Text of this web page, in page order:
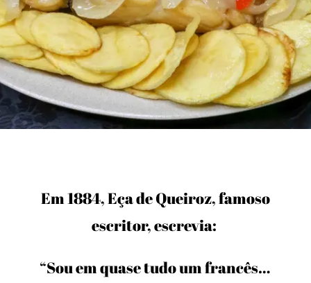
Em 1884, Eça de Queiroz, famoso
escritor, escrevia:
“Sou em quase tudo um francês…